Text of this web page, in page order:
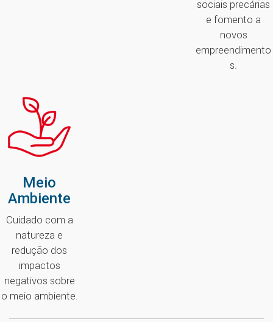
sociais precárias
e fomento a
novos
empreendimento
s.
Meio
Ambiente
Cuidado com a
natureza e
redução dos
impactos
negativos sobre
o meio ambiente.